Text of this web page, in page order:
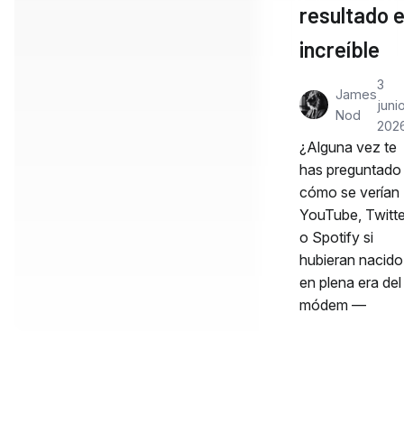
resultado
increíble
James
Nod
3
¿Alguna vez te
has preguntado
cómo se verían
YouTube,
o Spotify si
hubieran nacido
en plena era del
módem —